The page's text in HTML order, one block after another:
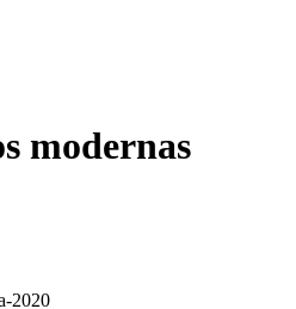
modernas